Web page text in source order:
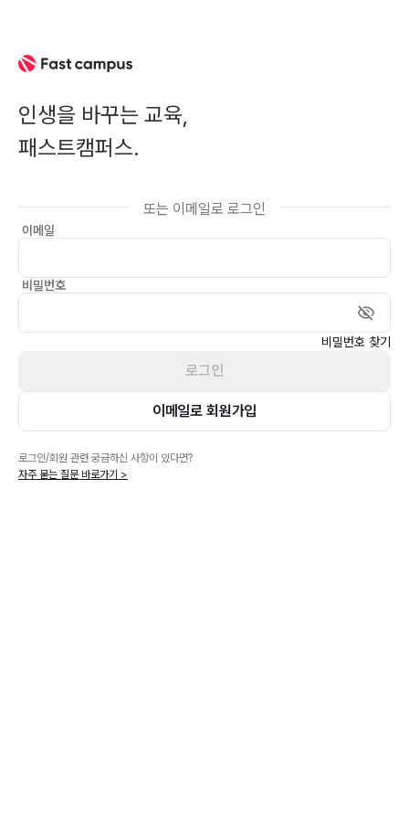
인생을 바꾸는 교육,
패스트캠퍼스.
카카오 간편 로그인
이메일
비밀번호
비밀번호 찾기
로그인
이메일로 회원가입
로그인/회원 관련 궁금하신 사항이 있다면?
자주 묻는 질문 바로가기 >